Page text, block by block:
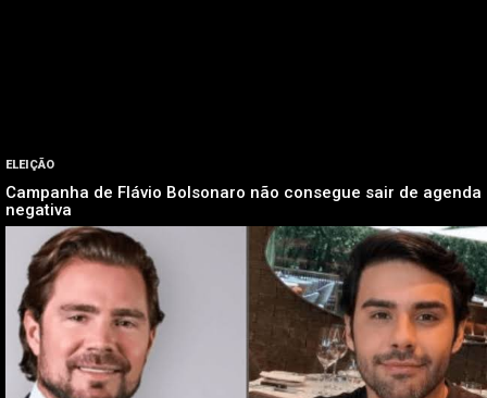
ELEIÇÃO
Campanha de Flávio Bolsonaro não consegue sair de agenda
negativa